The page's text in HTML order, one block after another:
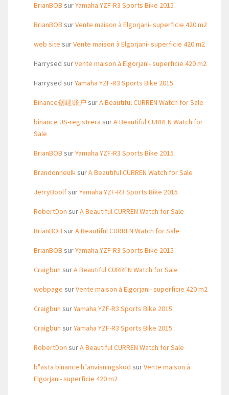
BrianBOB surYamaha YZF-R3 Sports Bike 2015
BrianBOB surVente maison à Elgorjani- superficie 420 m2
web site surVente maison à Elgorjani- superficie 420 m2
Harrysed surVente maison à Elgorjani- superficie 420 m2
Harrysed surYamaha YZF-R3 Sports Bike 2015
Binance创建账户 surA Beautiful CURREN Watch for Sale
binance US-registrera surA Beautiful CURREN Watch for
Sale
BrianBOB surYamaha YZF-R3 Sports Bike 2015
BrandonneulksurA Beautiful CURREN Watch for Sale
JerryBoolfsurYamaha YZF-R3 Sports Bike 2015
RobertDon surA Beautiful CURREN Watch for Sale
BrianBOB surA Beautiful CURREN Watch for Sale
BrianBOB surYamaha YZF-R3 Sports Bike 2015
Craigbuh surA Beautiful CURREN Watch for Sale
webpage surVente maison à Elgorjani- superficie 420 m2
Craigbuh surYamaha YZF-R3 Sports Bike 2015
Craigbuh surYamaha YZF-R3 Sports Bike 2015
RobertDon surA Beautiful CURREN Watch for Sale
b"asta binance h"anvisningskod surVente maison à
Elgorjani- superficie 420 m2